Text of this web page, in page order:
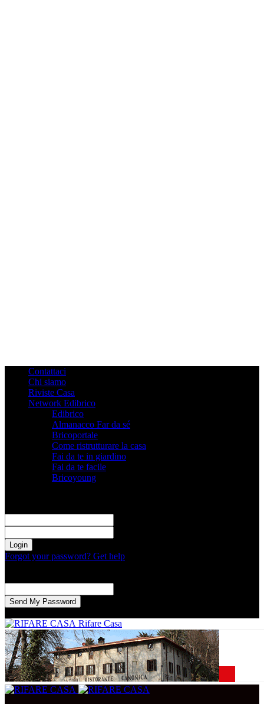
Contattaci
Chi siamo
Riviste Casa
Network Edibrico
Edibrico
Almanacco Far da sé
Bricoportale
Come ristrutturare la casa
Fai da te in giardino
Fai da te facile
Bricoyoung
Forgot your password? Get help
Rifare Casa